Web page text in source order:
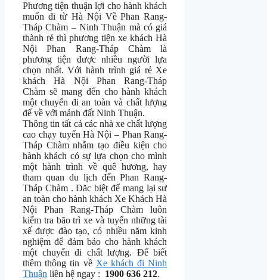
Phương tiện thuận lợi cho hành khách
muốn đi từ Hà Nội Về Phan Rang-
Tháp Chàm – Ninh Thuận mà có giá
thành rẻ thì phương tiện xe khách Hà
Nội Phan Rang-Tháp Chàm là
phương tiện được nhiều người lựa
chọn nhất. Với hành trình giá rẻ Xe
khách Hà Nội Phan Rang-Tháp
Chàm sẽ mang đến cho hành khách
một chuyến đi an toàn và chất lượng
để về với mảnh đất Ninh Thuận.
Thông tin tất cả các nhà xe chất lượng
cao chạy tuyến Hà Nội – Phan Rang-
Tháp Chàm nhằm tạo điều kiện cho
hành khách có sự lựa chọn cho mình
một hành trình về quê hương, hay
tham quan du lịch đến Phan Rang-
Tháp Chàm . Đăc biệt để mang lại sư
an toàn cho hành khách Xe Khách Hà
Nội Phan Rang-Tháp Chàm luôn
kiểm tra bão trì xe và tuyển những tài
xế được đào tạo, có nhiều năm kinh
nghiệm để đảm bảo cho hành khách
một chuyến đi chất lượng. Để biết
thêm thông tin về Xe khách đi Ninh
Thuận liên hệ ngay : 1900 636 212.